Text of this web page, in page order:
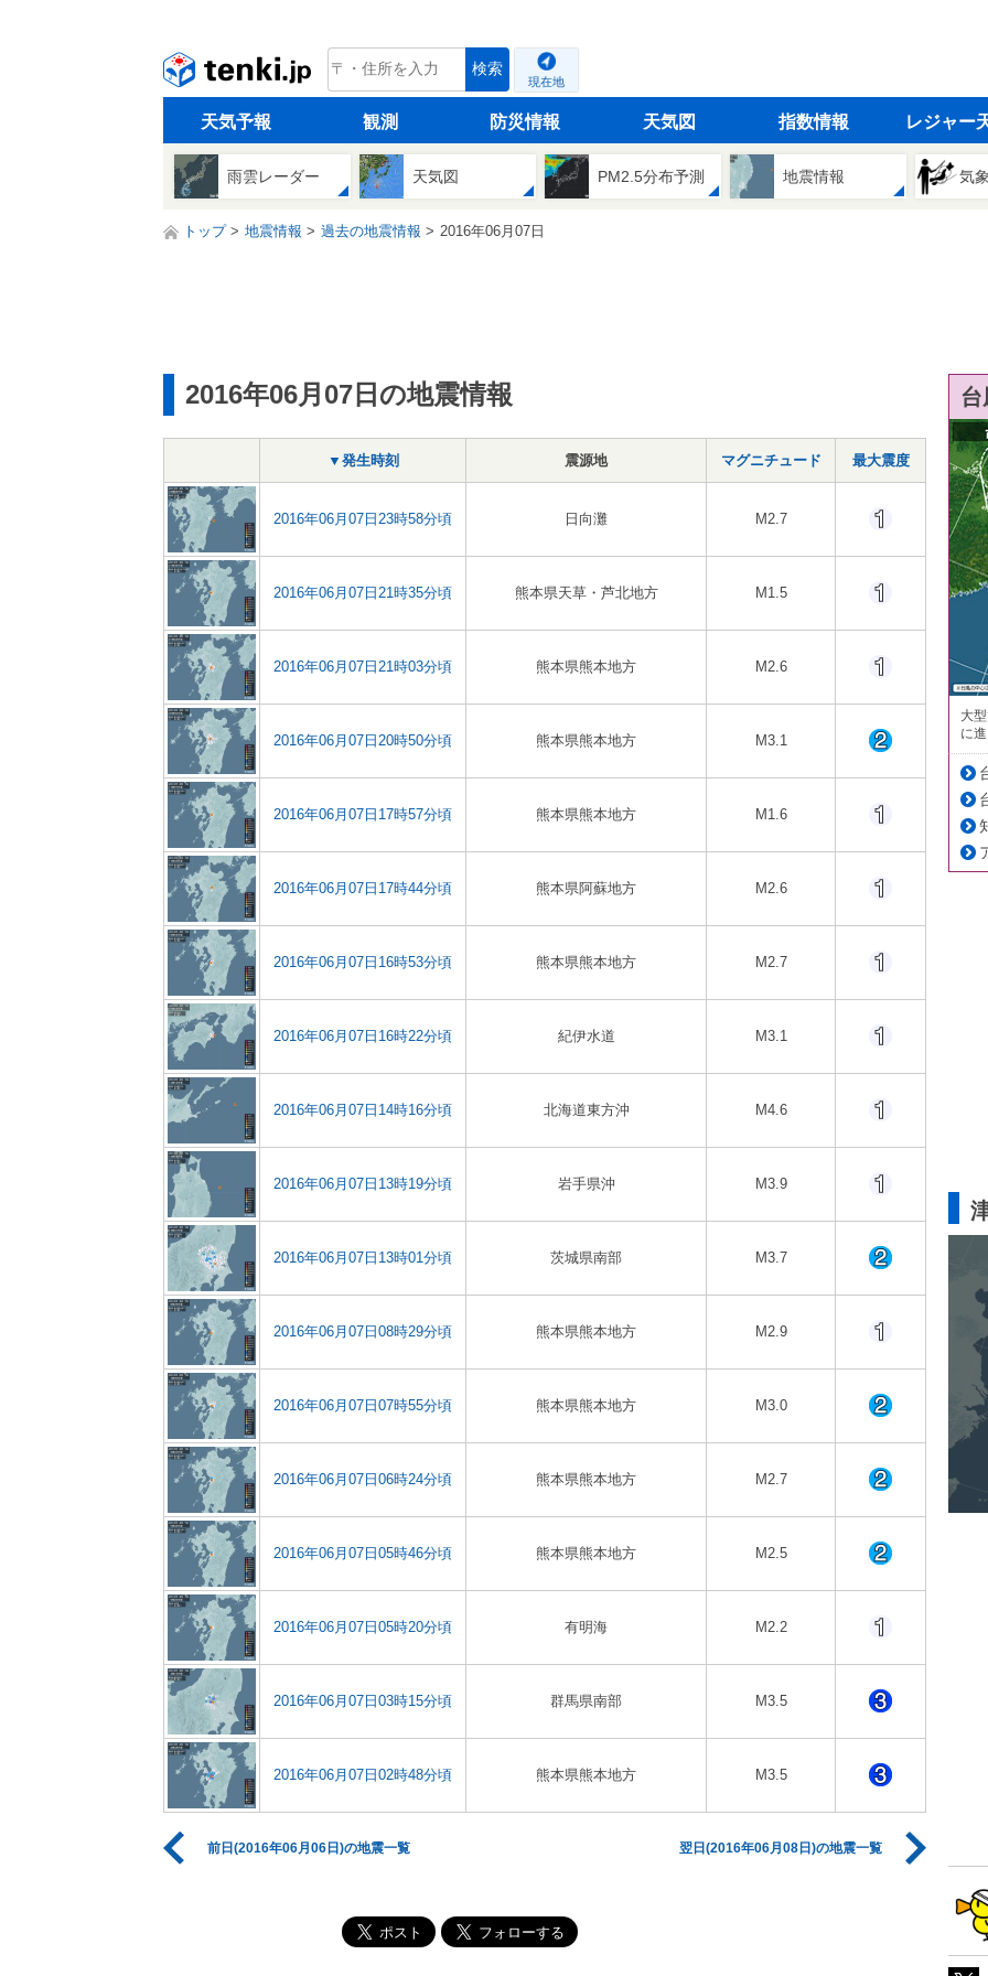
tenki.jp 検索
現在地
天気予報 観測 防災情報 天気図 指数情報 レジャー
雨雲レーダー 天気図 PM2.5分布予測 地震情報 気
トップ 地震情報 過去の地震情報 2016年06月07日
2016年06月07日の地震情報
▼発生時刻 震源地 マグニチュード 最大震度
2016年06月07日23時58分頃 日向灘 M2.7
2016年06月07日21時35分頃 熊本県天草・芦北地方 M1.5
2016年06月07日21時03分頃 熊本県熊本地方 M2.6
2016年06月07日20時50分頃 熊本県熊本地方 M3.1
2016年06月07日17時57分頃 熊本県熊本地方 M1.6
2016年06月07日17時44分頃 熊本県阿蘇地方 M2.6
2016年06月07日16時53分頃 熊本県熊本地方 M2.7
2016年06月07日16時22分頃 紀伊水道 M3.1
2016年06月07日14時16分頃 北海道東方沖 M4.6
2016年06月07日13時19分頃 岩手県沖 M3.9
2016年06月07日13時01分頃 茨城県南部 M3.7
2016年06月07日08時29分頃 熊本県熊本地方 M2.9
2016年06月07日07時55分頃 熊本県熊本地方 M3.0
2016年06月07日06時24分頃 熊本県熊本地方 M2.7
2016年06月07日05時46分頃 熊本県熊本地方 M2.5
2016年06月07日05時20分頃 有明海 M2.2
2016年06月07日03時15分頃 群馬県南部 M3.5
2016年06月07日02時48分頃 熊本県熊本地方 M3.5
前日(2016年06月06日)の地震一覧 翌日(2016年06月08日)の地震一覧
大
に